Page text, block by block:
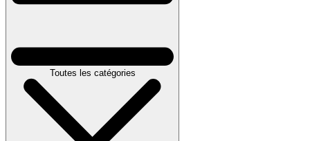
Toutes les catégories